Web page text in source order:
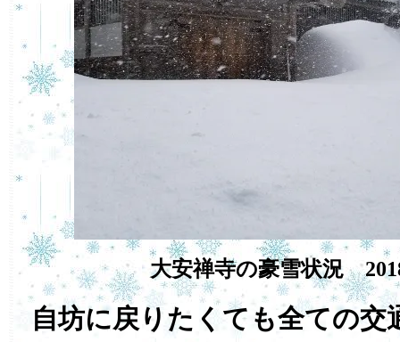
大安禅寺の豪雪状況
自坊に戻りたくても全ての交